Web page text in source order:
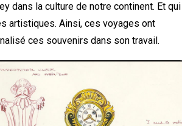
dans la culture de notre continent. Et qui
artistiques. Ainsi, ces voyages ont
ces souvenirs dans son travail.